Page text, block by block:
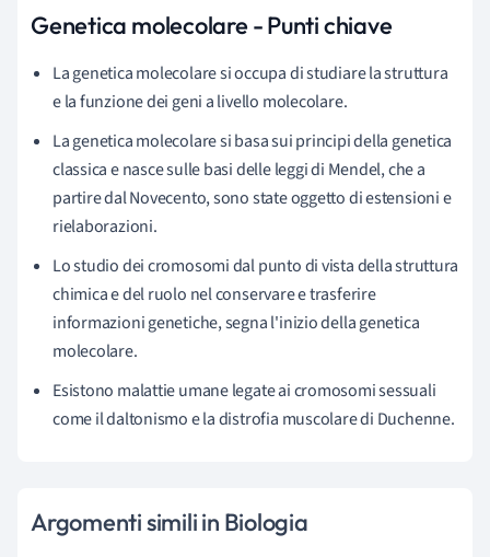
Genetica molecolare - Punti chiave
Lagenetica molecolaresi occupa di studiare la struttura
e la funzione dei geni a livello molecolare.
La genetica molecolare si basa sui principi della genetica
classica e nasce sulle basi delle leggi di Mendel, che a
partire dal Novecento, sono state oggetto di estensioni e
rielaborazioni.
Lo studio dei cromosomi dal punto di vista della struttura
chimica e del ruolo nel conservare e trasferire
informazioni genetiche, segna l'inizio della genetica
molecolare.
Esistono malattie umane legate ai cromosomi sessuali
come il daltonismo e la distrofia muscolare di Duchenne.
Argomenti simili in Biologia